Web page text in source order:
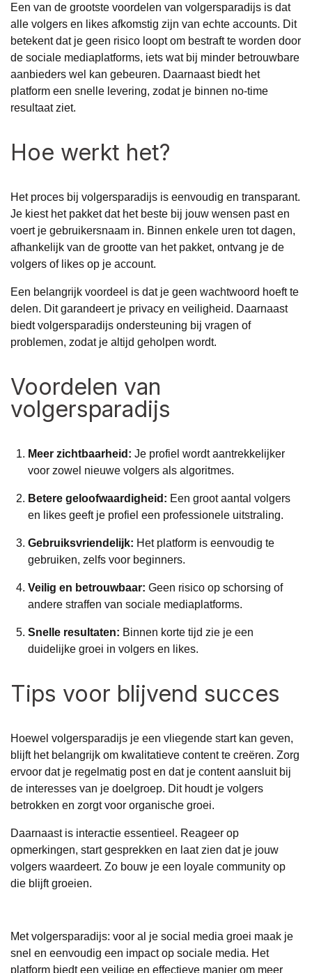
Een van de grootste voordelen van volgersparadijs is dat
alle volgers en likes afkomstig zijn van echte accounts. Dit
betekent dat je geen risico loopt om bestraft te worden door
de sociale mediaplatforms, iets wat bij minder betrouwbare
aanbieders wel kan gebeuren. Daarnaast biedt het
platform een snelle levering, zodat je binnen no-time
resultaat ziet.
Hoe werkt het?
Het proces bij volgersparadijs is eenvoudig en transparant.
Je kiest het pakket dat het beste bij jouw wensen past en
voert je gebruikersnaam in. Binnen enkele uren tot dagen,
afhankelijk van de grootte van het pakket, ontvang je de
volgers of likes op je account.
Een belangrijk voordeel is dat je geen wachtwoord hoeft te
delen. Dit garandeert je privacy en veiligheid. Daarnaast
biedt volgersparadijs ondersteuning bij vragen of
problemen, zodat je altijd geholpen wordt.
Voordelen van
volgersparadijs
Meer zichtbaarheid: Je profiel wordt aantrekkelijker
voor zowel nieuwe volgers als algoritmes.
Betere geloofwaardigheid: Een groot aantal volgers
en likes geeft je profiel een professionele uitstraling.
Gebruiksvriendelijk: Het platform is eenvoudig te
gebruiken, zelfs voor beginners.
Veilig en betrouwbaar: Geen risico op schorsing of
andere straffen van sociale mediaplatforms.
Snelle resultaten: Binnen korte tijd zie je een
duidelijke groei in volgers en likes.
Tips voor blijvend succes
Hoewel volgersparadijs je een vliegende start kan geven,
blijft het belangrijk om kwalitatieve content te creëren. Zorg
ervoor dat je regelmatig post en dat je content aansluit bij
de interesses van je doelgroep. Dit houdt je volgers
betrokken en zorgt voor organische groei.
Daarnaast is interactie essentieel. Reageer op
opmerkingen, start gesprekken en laat zien dat je jouw
volgers waardeert. Zo bouw je een loyale community op
die blijft groeien.
Met volgersparadijs: voor al je social media groei maak je
snel en eenvoudig een impact op sociale media. Het
platform biedt een veilige en effectieve manier om meer